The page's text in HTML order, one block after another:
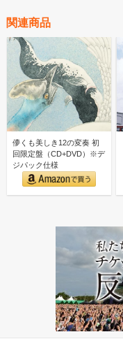
関連商品
儚くも美しき12の変奏 初
回限定盤（CD+DVD）※デ
ジパック仕様